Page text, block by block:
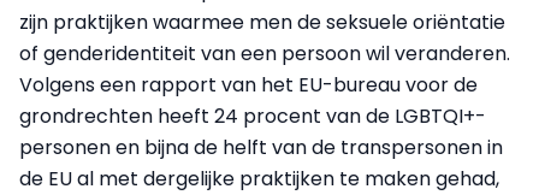
zijn praktijken waarmee men de seksuele oriëntatie
of genderidentiteit van een persoon wil veranderen.
Volgens een rapport van het EU-bureau voor de
grondrechten heeft 24 procent van de LGBTQI+-
personen en bijna de helft van de transpersonen in
de EU al met dergelijke praktijken te maken gehad,